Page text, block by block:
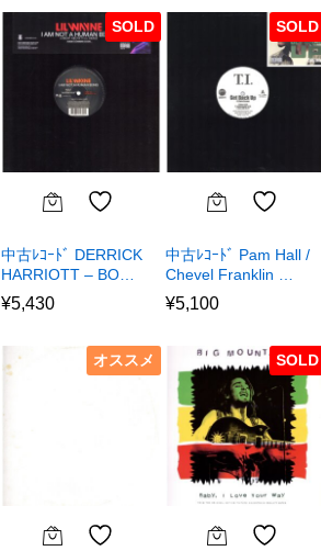
SOLD
中古ﾚｺｰﾄﾞ DERRICK
HARRIOTT – BO…
¥5,430
SOLD
中古ﾚｺｰﾄﾞ Pam Hall /
Chevel Franklin …
¥5,100
オススメ SOLD